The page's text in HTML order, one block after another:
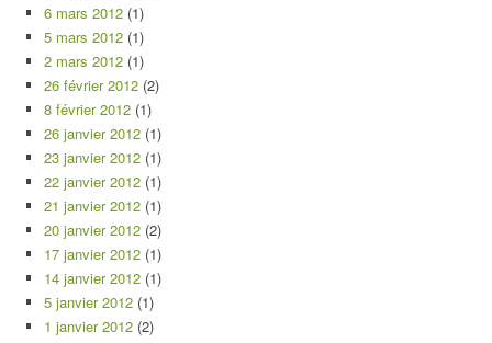
6 mars 2012 (1)
5 mars 2012 (1)
2 mars 2012 (1)
26 février 2012 (2)
8 février 2012 (1)
26 janvier 2012 (1)
23 janvier 2012 (1)
22 janvier 2012 (1)
21 janvier 2012 (1)
20 janvier 2012 (2)
17 janvier 2012 (1)
14 janvier 2012 (1)
5 janvier 2012 (1)
1 janvier 2012 (2)